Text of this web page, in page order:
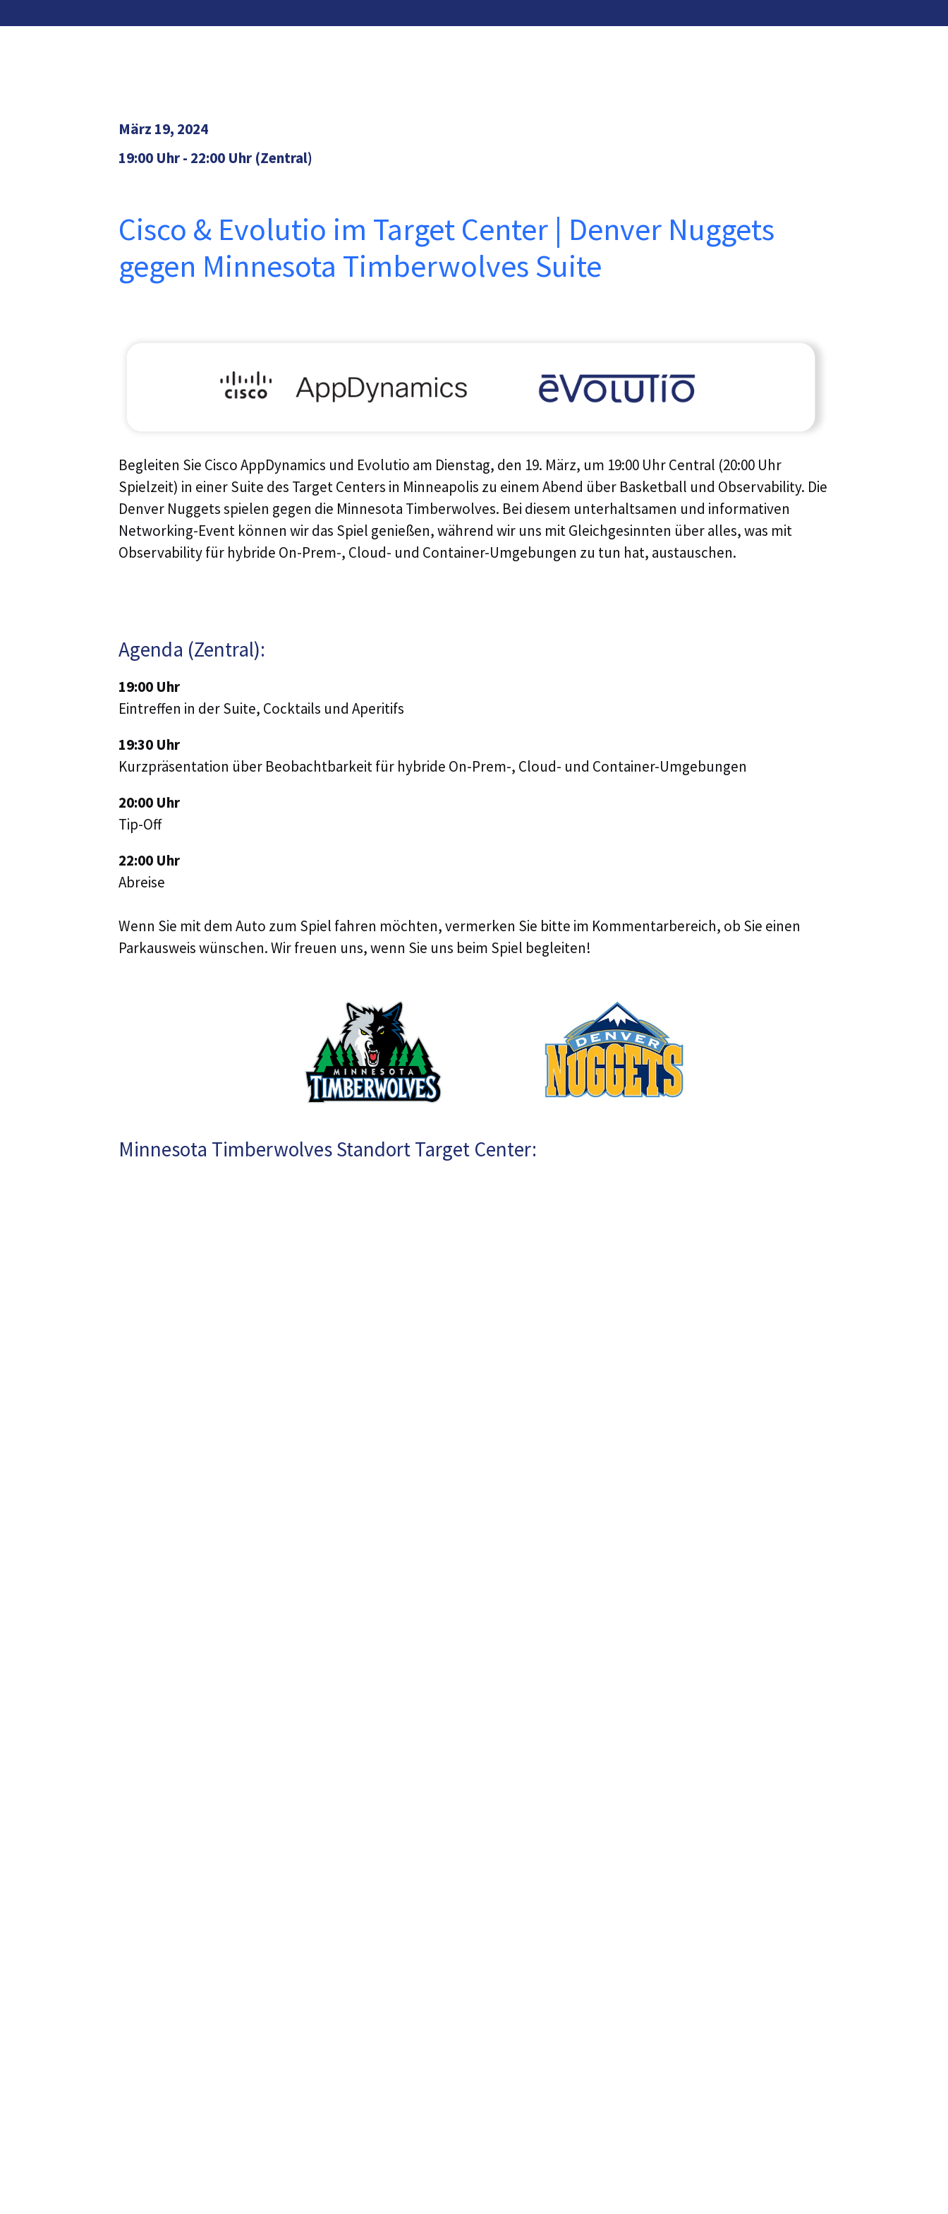
März 19, 2024
19:00 Uhr - 22:00 Uhr (Zentral)
Cisco & Evolutio im Target Center | Denver Nuggets
gegen Minnesota Timberwolves Suite
Begleiten Sie Cisco AppDynamics und Evolutio am Dienstag, den 19. März, um 19:00 Uhr Central (20:00 Uhr
Spielzeit) in einer Suite des Target Centers in Minneapolis zu einem Abend über Basketball und Observability. Die
Denver Nuggets spielen gegen die Minnesota Timberwolves. Bei diesem unterhaltsamen und informativen
Networking-Event können wir das Spiel genießen, während wir uns mit Gleichgesinnten über alles, was mit
Observability für hybride On-Prem-, Cloud- und Container-Umgebungen zu tun hat, austauschen.
Agenda (Zentral):
19:00 Uhr
Eintreffen in der Suite, Cocktails und Aperitifs
19:30 Uhr
Kurzpräsentation über Beobachtbarkeit für hybride On-Prem-, Cloud- und Container-Umgebungen
20:00 Uhr
Tip-Off
22:00 Uhr
Abreise
Wenn Sie mit dem Auto zum Spiel fahren möchten, vermerken Sie bitte im Kommentarbereich, ob Sie einen
Parkausweis wünschen. Wir freuen uns, wenn Sie uns beim Spiel begleiten!
Minnesota Timberwolves Standort Target Center: